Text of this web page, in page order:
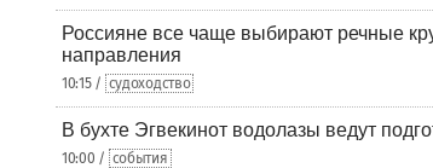
Россияне все чаще выбирают речные
направления
10:15 / судоходство
В бухте Эгвекинот водолазы ведут
10:00 / события